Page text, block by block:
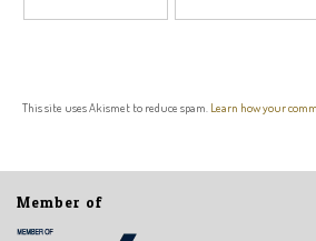
This site uses Akismet to reduce spam. Learn how your
Member of